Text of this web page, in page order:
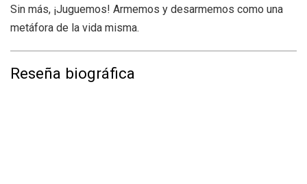
Sin más, ¡Juguemos! Armemos y desarmemos como una
metáfora de la vida misma.
Reseña biográfica